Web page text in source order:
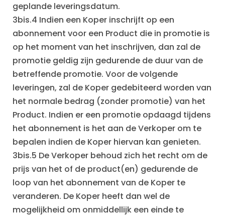
geplande leveringsdatum.
3bis.4 Indien een Koper inschrijft op een
abonnement voor een Product die in promotie is
op het moment van het inschrijven, dan zal de
promotie geldig zijn gedurende de duur van de
betreffende promotie. Voor de volgende
leveringen, zal de Koper gedebiteerd worden van
het normale bedrag (zonder promotie) van het
Product. Indien er een promotie opdaagd tijdens
het abonnement is het aan de Verkoper om te
bepalen indien de Koper hiervan kan genieten.
3bis.5 De Verkoper behoud zich het recht om de
prijs van het of de product(en) gedurende de
loop van het abonnement van de Koper te
veranderen. De Koper heeft dan wel de
mogelijkheid om onmiddellijk een einde te